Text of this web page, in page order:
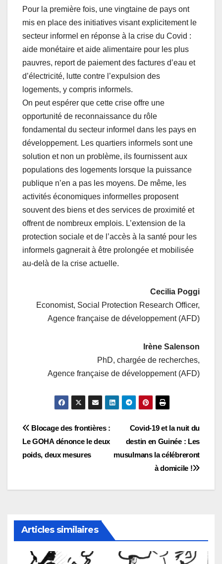
Pour la première fois, une vingtaine de pays ont
mis en place des initiatives visant explicitement le
secteur informel en réponse à la crise du Covid :
aide monétaire et aide alimentaire pour les plus
pauvres, report de paiement des factures d’eau et
d’électricité, lutte contre l’expulsion des
logements, y compris informels.
On peut espérer que cette crise offre une
opportunité de reconnaissance du rôle
fondamental du secteur informel dans les pays en
développement. Les quartiers informels sont une
solution et non un problème, ils fournissent aux
populations des logements lorsque la puissance
publique n’en a pas les moyens. De même, les
activités économiques informelles proposent
souvent des biens et des services de proximité et
offrent de nombreux emplois. L’extension de la
protection sociale et de l’accès à la santé pour les
informels gagnerait à être prolongée et mobilisée
au-delà de la crise actuelle.
Cecilia Poggi
Economist, Social Protection Research Officer,
Agence française de développement (AFD)
Irène Salenson
PhD, chargée de recherches,
Agence française de développement (AFD)
Navigation
de
Covid-19 et la nuit du
destin en Guinée : Les
musulmans la célébreront
à domicile !
Blocage des frontières :
Le GOHA dénonce le deux
poids, deux mesures
Articles similaires